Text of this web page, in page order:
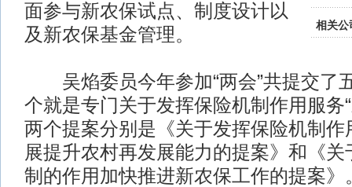
相关公
面参与新农保试点、制度设计以
及新农保基金管理。
吴焰委员今年参加“两会”共提交了
个就是专门关于发挥保险机制作用服务
两个提案分别是《关于发挥保险机制作
展提升农村再发展能力的提案》和《
制的作用加快推进新农保工作的提案》